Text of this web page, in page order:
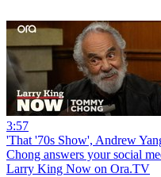
3:57
'That '70s Show', Andrew
Chong answers your social
Larry King Now on Ora.TV